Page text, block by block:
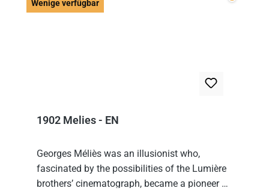
Wenige verfügbar
1902 Melies - EN
Georges Méliès was an illusionist who,
fascinated by the possibilities of the Lumière
brothers’ cinematograph, became a pioneer of